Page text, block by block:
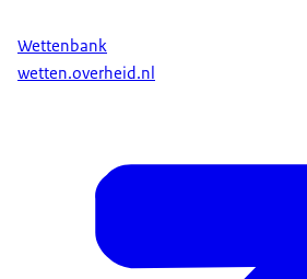
Wettenbank
wetten.overheid.nl